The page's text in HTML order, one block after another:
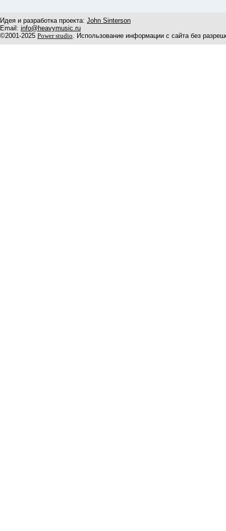
Идея и разработка проекта: John Sinterson
Email: info@heavymusic.ru
©2001-2025 Power studio. Использование информации с сайта без